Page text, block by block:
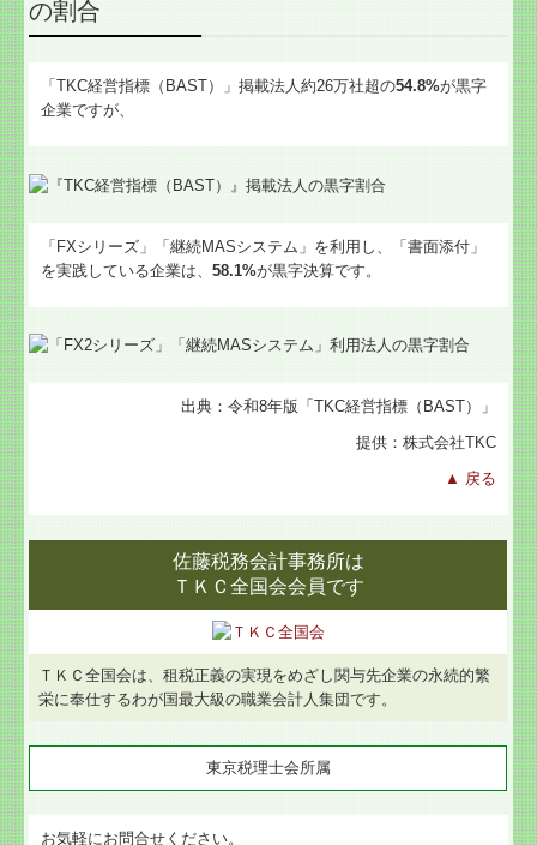
佐藤税務会計事務所は
ＴＫＣ全国会会員です
ＴＫＣ全国会は、租税正義の実現をめざし関与先企業の永続的繁
栄に奉仕するわが国最大級の職業会計人集団です。
東京税理士会所属
お気軽にお問合せください。
の割合
「TKC経営指標（BAST）」掲載法人約26万社超の54.8%が黒字
企業ですが、
「FXシリーズ」「継続MASシステム」を利用し、「書面添付」
を実践している企業は、58.1%が黒字決算です。
出典：令和8年版「TKC経営指標（BAST）」
提供：株式会社TKC
▲ 戻る